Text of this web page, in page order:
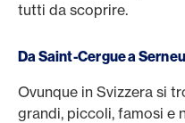
tutti da scoprire.
Da Saint-Cergue a
Ovunque in Svizzera si
grandi, piccoli, famosi e